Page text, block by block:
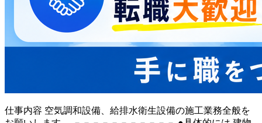
仕事内容 空気調和設備、給排水衛生設備の施工業務全般を